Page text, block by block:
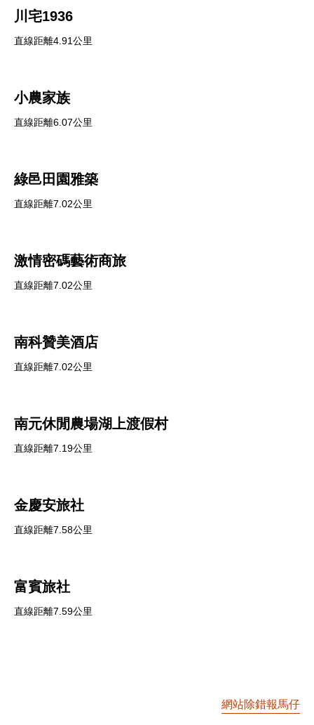
川宅1936
直線距離4.91公里
小農家族
直線距離6.07公里
綠邑田園雅築
直線距離7.02公里
激情密碼藝術商旅
直線距離7.02公里
南科贊美酒店
直線距離7.02公里
南元休閒農場湖上渡假村
直線距離7.19公里
金慶安旅社
直線距離7.58公里
富賓旅社
直線距離7.59公里
網站除錯報馬仔